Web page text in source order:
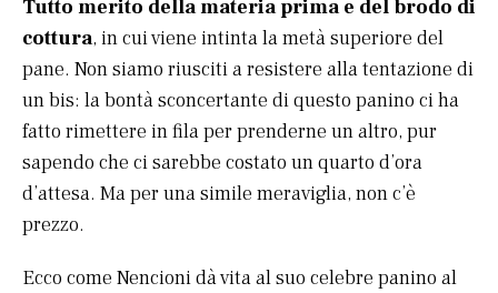
Tutto merito della materia prima e del brodo di
cottura, in cui viene intinta la metà superiore del
pane. Non siamo riusciti a resistere alla tentazione di
un bis: la bontà sconcertante di questo panino ci ha
fatto rimettere in fila per prenderne un altro, pur
sapendo che ci sarebbe costato un quarto d’ora
d’attesa. Ma per una simile meraviglia, non c’è
prezzo.
Ecco come Nencioni dà vita al suo celebre panino al